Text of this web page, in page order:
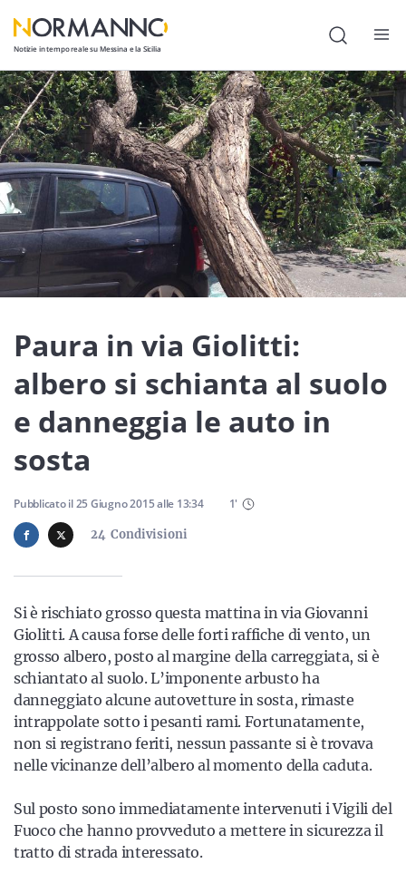
Notizie in tempo reale su Messina e la Sicilia
Attualità
Cronaca
Politica
Cultura
Lavoro
Società
Economia
Sport
Sicilia
Servizi
Resta sempre aggiornato con le ultime news, iscriviti alla
nostra newsletter
Iscriviti
Paura in via Giolitti:
albero si schianta al suolo
e danneggia le auto in
sosta
24 Condivisioni
Pubblicato il25 Giugno 2015alle 13:34 1'
Si è rischiato grosso questa mattina in via Giovanni
Giolitti. A causa forse delle forti raffiche di vento, un
grosso albero, posto al margine della carreggiata, si è
schiantato al suolo. L’imponente arbusto ha
danneggiato alcune autovetture in sosta, rimaste
intrappolate sotto i pesanti rami. Fortunatamente,
non si registrano feriti, nessun passante si è trovava
nelle vicinanze dell’albero al momento della caduta.
Sul posto sono immediatamente intervenuti i Vigili del
Fuoco che hanno provveduto a mettere in sicurezza il
tratto di strada interessato.